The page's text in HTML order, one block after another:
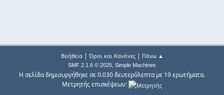
Βοήθεια| Όροι και Κανόνες| Πάνω ▲
SMF 2.1.6 © 2025, Simple Machines
Η σελίδα δημιουργήθηκε σε 0.030 δευτερόλεπτα με 19 ερωτήματα.
Μετρητής επισκέψεων: